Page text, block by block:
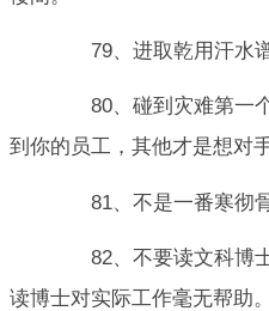
79、进取乾用汗水谱
80、碰到灾难第一个
到你的员工，其他才是想对手
81、不是一番寒彻骨
82、不要读文科博士
读博士对实际工作毫无帮助。